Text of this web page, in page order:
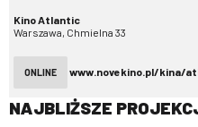
Kino Atlantic
Warszawa, Chmielna 33
ONLINE www.novekino.pl/kina/
NAJBLIŻSZE